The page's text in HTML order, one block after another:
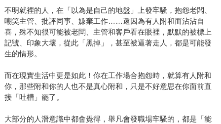
不明就裡的人，在「以為是自己的地盤」上發牢騷，抱怨老闆、
嘲笑主管、批評同事、嫌棄工作……還因為有人附和而沾沾自
喜，殊不知很可能被老闆、主管和客戶看在眼裡，默默的被標上
記號、印象大壞，從此「黑掉」，甚至被逼著走人，都是可能發
生的情形。
而在現實生活中更是如此！你在工作場合抱怨時，就算有人附和
你，那些附和你的人也不是真心附和，只是不好意思在你面前直
接「吐槽」罷了。
大部分的人潛意識中都會覺得，舉凡會發職場牢騷的，都是「能